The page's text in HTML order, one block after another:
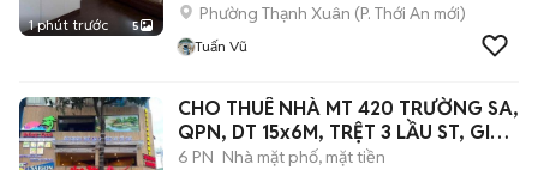
1 phút trước 5
Phường Thạnh Xuân (P. Thới An mới)
Tuấn Vũ
CHO THUÊ NHÀ MT 420 TRƯỜNG SA,
QPN, DT 15x6M, TRỆT 3 LẦU ST, GIÁ
50TR
6 PN Nhà mặt phố, mặt tiền